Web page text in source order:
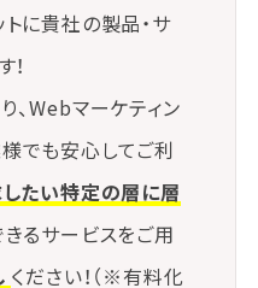
に貴社の製品・サ
、Webマーケティン
でも安心してご利
たい特定の層に層
きるサービスをご用
ください！（※有料化